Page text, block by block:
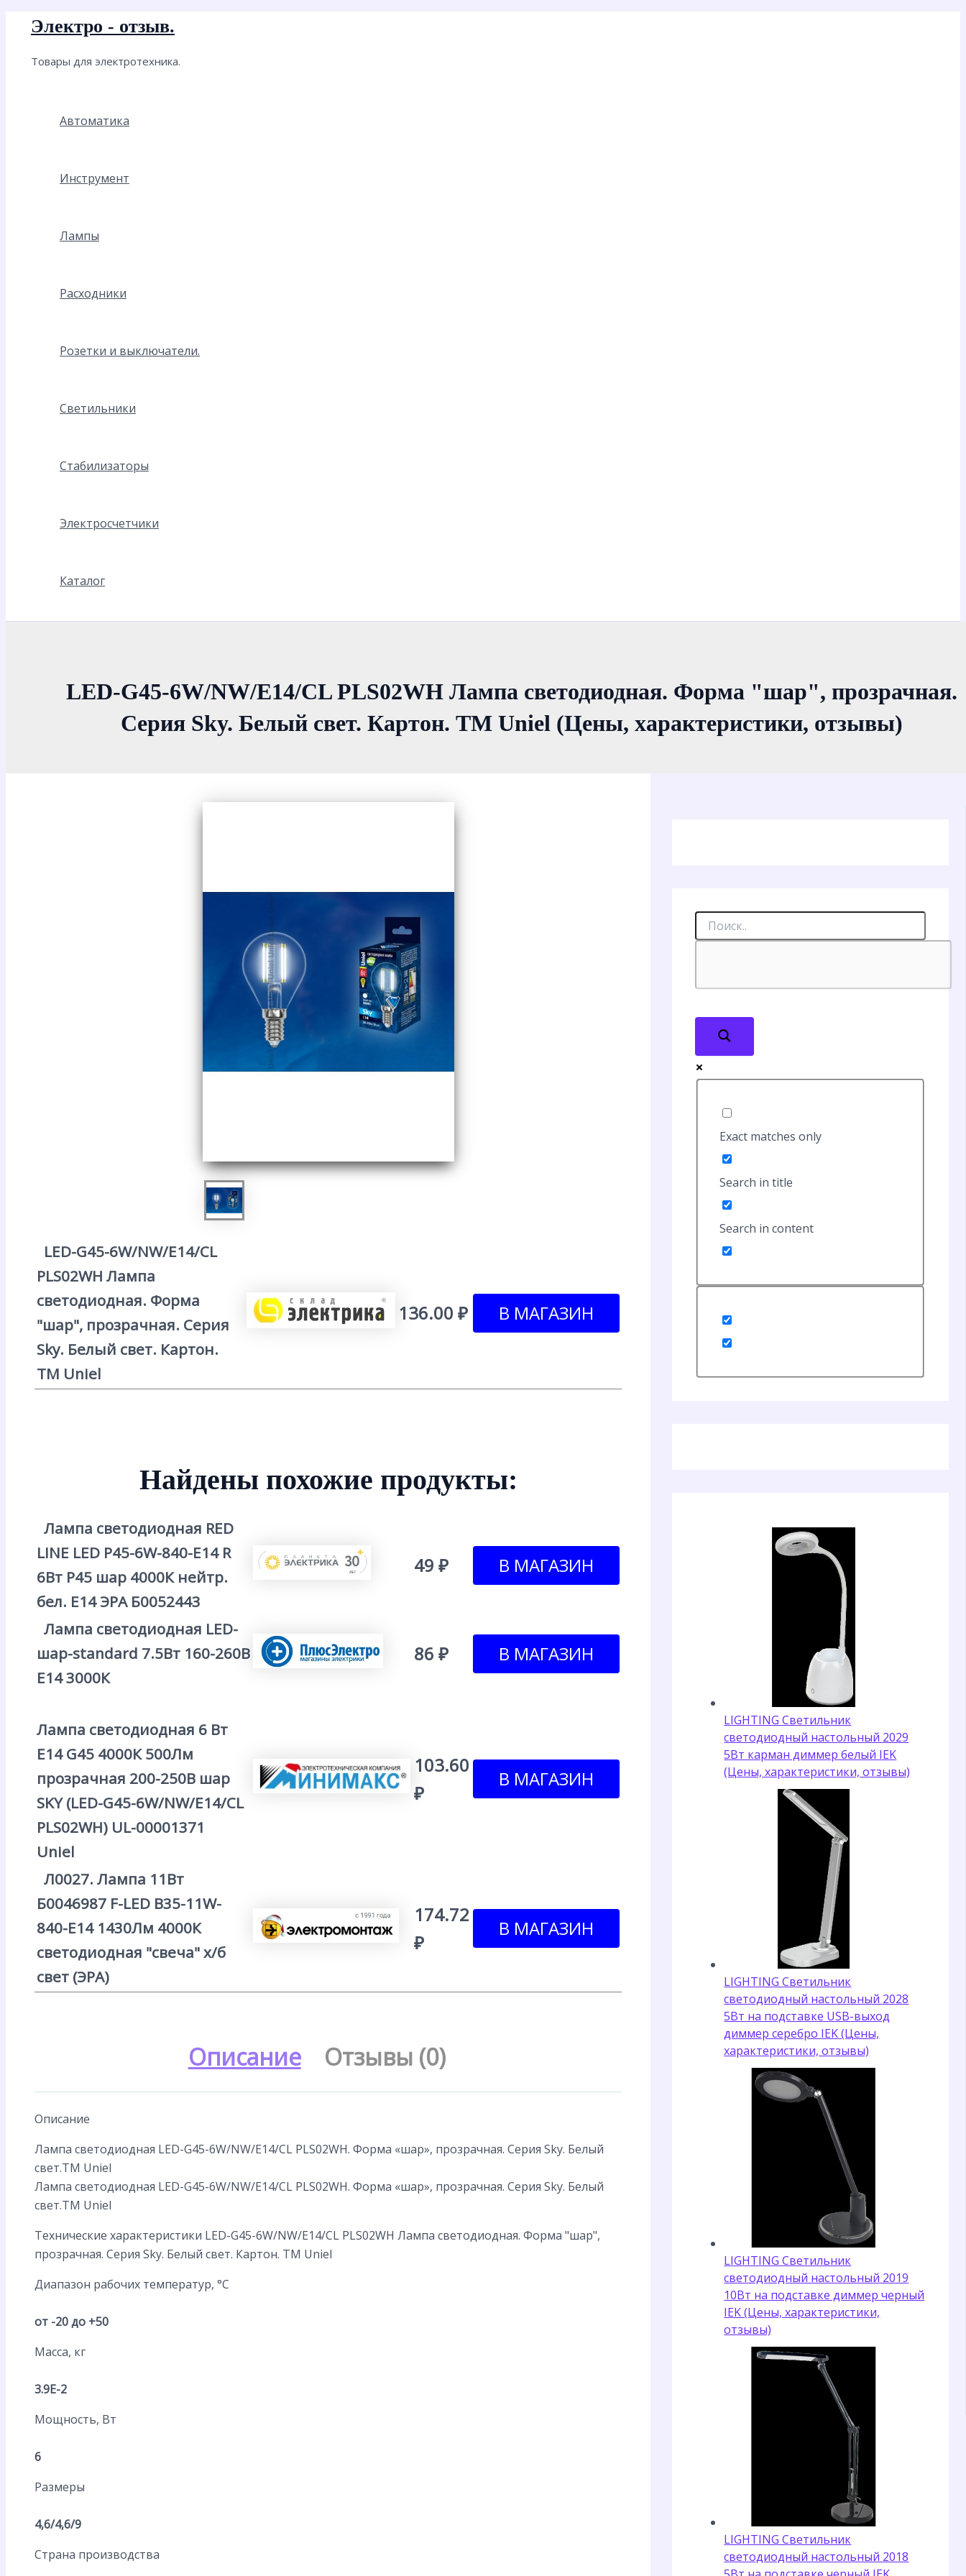
Перейти
содержимому
Электро - отзыв.
Товары для электротехника.
Автоматика
Инструмент
Лампы
Расходники
Розетки и выключатели.
Светильники
Стабилизаторы
Электросчетчики
Каталог
LED-G45-6W/NW/E14/CL PLS02WH Лампа светодиодная. Форма "шар", прозрачная.
Серия Sky. Белый свет. Картон. ТМ Uniel (Цены, характеристики, отзывы)
LED-G45-6W/NW/E14/CL
PLS02WH Лампа
светодиодная. Форма
"шар", прозрачная. Серия
Sky. Белый свет. Картон.
ТМ Uniel
136.00 ₽
Найдены похожие продукты:
Лампа светодиодная RED
LINE LED P45-6W-840-E14 R
6Вт P45 шар 4000К нейтр.
бел. E14 ЭРА Б0052443
49 ₽
Лампа светодиодная LED-
шар-standard 7.5Вт 160-260В
Е14 3000К
86 ₽
Лампа светодиодная 6 Вт
E14 G45 4000К 500Лм
прозрачная 200-250В шар
SKY (LED-G45-6W/NW/E14/CL
PLS02WH) UL-00001371
Uniel
103.60
₽
Л0027. Лампа 11Вт
Б0046987 F-LED B35-11W-
840-E14 1430Лм 4000К
светодиодная "свеча" х/б
свет (ЭРА)
174.72
₽
Описание Отзывы (0)
Описание
Лампа светодиодная LED-G45-6W/NW/E14/CL PLS02WH. Форма «шар», прозрачная. Серия Sky. Белый
свет.ТМ Uniel
Лампа светодиодная LED-G45-6W/NW/E14/CL PLS02WH. Форма «шар», прозрачная. Серия Sky. Белый
свет.ТМ Uniel
Технические характеристики LED-G45-6W/NW/E14/CL PLS02WH Лампа светодиодная. Форма "шар",
прозрачная. Серия Sky. Белый свет. Картон. ТМ Uniel
Диапазон рабочих температур, °С
от -20 до +50
Масса, кг
3.9E-2
Мощность, Вт
6
Размеры
4,6/4,6/9
Страна производства
Exact matches only
Search in title
Search in content
LIGHTING Светильник
светодиодный настольный 2029
5Вт карман диммер белый IEK
(Цены, характеристики, отзывы)
LIGHTING Светильник
светодиодный настольный 2028
5Вт на подставке USB-выход
диммер серебро IEK (Цены,
характеристики, отзывы)
LIGHTING Светильник
светодиодный настольный 2019
10Вт на подставке диммер черный
IEK (Цены, характеристики,
отзывы)
LIGHTING Светильник
светодиодный настольный 2018